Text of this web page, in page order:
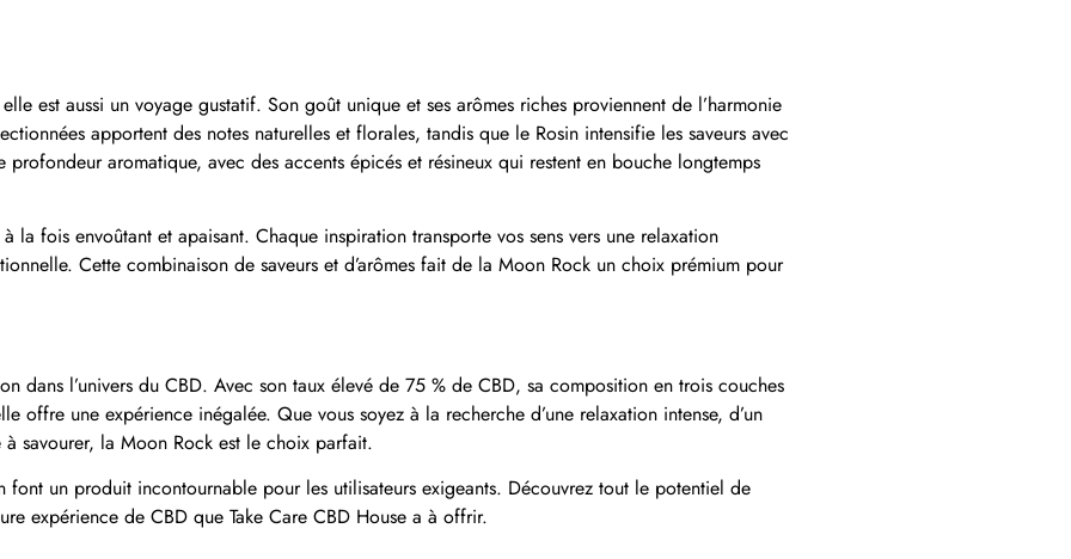
est aussi un voyage gustatif. Son goût unique et ses arômes riches proviennent de l’harmonie
apportent des notes naturelles et florales, tandis que le Rosin intensifie les saveurs avec
aromatique, avec des accents épicés et résineux qui restent en bouche longtemps
la fois envoûtant et apaisant. Chaque inspiration transporte vos sens vers une relaxation
Cette combinaison de saveurs et d’arômes fait de la Moon Rock un choix prémium pour
dans l’univers du CBD. Avec son taux élevé de 75 % de CBD, sa composition en trois couches
offre une expérience inégalée. Que vous soyez à la recherche d’une relaxation intense, d’un
savourer, la Moon Rock est le choix parfait.
font un produit incontournable pour les utilisateurs exigeants. Découvrez tout le potentiel de
expérience de CBD que Take Care CBD House a à offrir.